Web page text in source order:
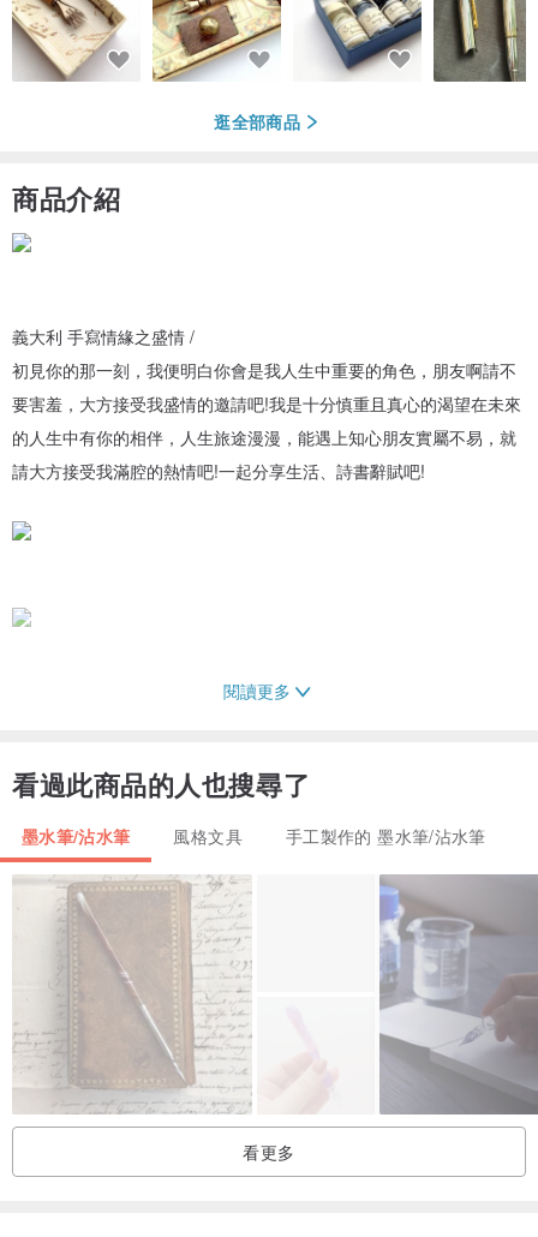
逛全部商品
商品介紹
義大利 手寫情緣之盛情 /
初見你的那一刻，我便明白你會是我人生中重要的角色，朋友啊請不
要害羞，大方接受我盛情的邀請吧!我是十分慎重且真心的渴望在未來
的人生中有你的相伴，人生旅途漫漫，能遇上知心朋友實屬不易，就
請大方接受我滿腔的熱情吧!一起分享生活、詩書辭賦吧!
閱讀更多
看過此商品的人也搜尋了
墨水筆/沾水筆 風格文具 手工製作的 墨水筆/沾水筆
看更多